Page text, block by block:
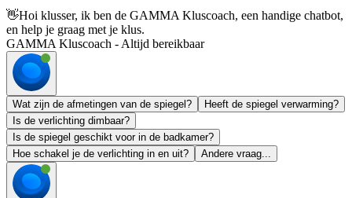
👋Hoi klusser, ik ben de GAMMA Kluscoach, een handige chatbot,
en help je graag met je klus.
GAMMA Kluscoach - Altijd bereikbaar
Wat zijn de afmetingen van de spiegel?
Heeft de spiegel verwarming?
Is de verlichting dimbaar?
Is de spiegel geschikt voor in de badkamer?
Hoe schakel je de verlichting in en uit?
Andere vraag...